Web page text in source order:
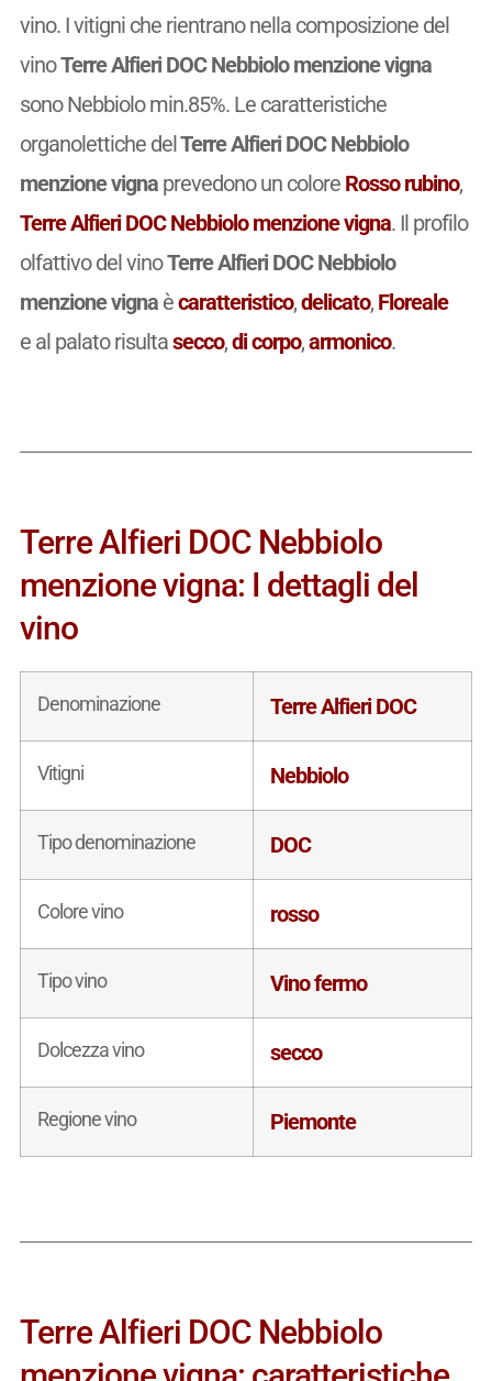
vino. I vitigni che rientrano nella composizione del
vinoTerre Alfieri DOC Nebbiolo menzione vigna
sono Nebbiolo min.85%. Le caratteristiche
organolettiche delTerre Alfieri DOC Nebbiolo
menzione vignaprevedono un colore Rosso rubino,
Terre Alfieri DOC Nebbiolo menzione vigna. Il profilo
olfattivo del vinoTerre Alfieri DOC Nebbiolo
menzione vignaècaratteristico,delicato, Floreale
e al palato risultasecco,di corpo,armonico.
Terre Alfieri DOC Nebbiolo
menzione vigna: I dettagli del
vino
Denominazione Terre Alfieri DOC
Vitigni Nebbiolo
Tipo denominazione DOC
Colore vino rosso
Tipo vino Vino fermo
Dolcezza vino secco
Regione vino Piemonte
Terre Alfieri DOC Nebbiolo